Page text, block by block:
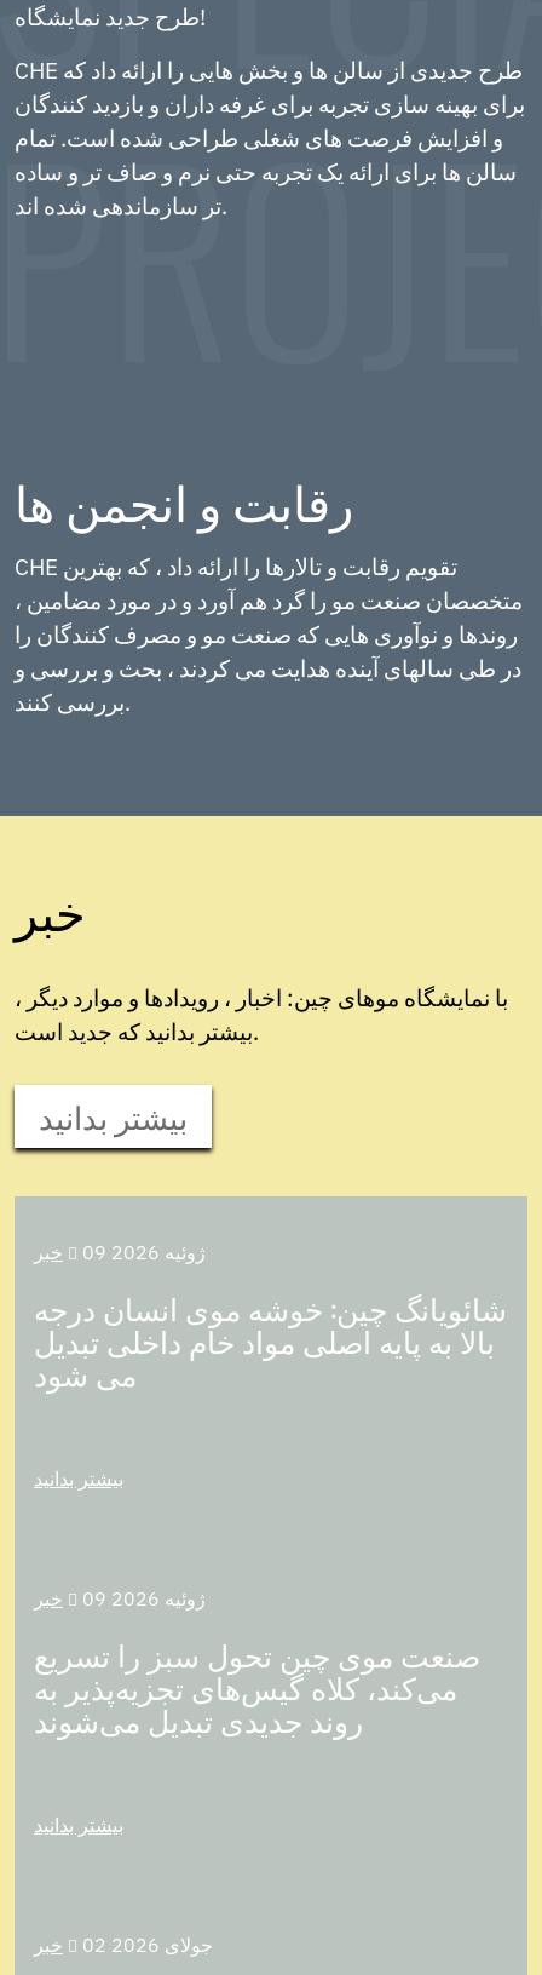
طرح جدید نمایشگاه!
CHE طرح جدیدی از سالن ها و بخش هایی را ارائه داد که
برای بهینه سازی تجربه برای غرفه داران و بازدید کنندگان
و افزایش فرصت های شغلی طراحی شده است. تمام
سالن ها برای ارائه یک تجربه حتی نرم و صاف تر و ساده
تر سازماندهی شده اند.
رقابت و انجمن ها
CHE تقویم رقابت و تالارها را ارائه داد ، که بهترین
متخصصان صنعت مو را گرد هم آورد و در مورد مضامین ،
روندها و نوآوری هایی که صنعت مو و مصرف کنندگان را
در طی سالهای آینده هدایت می کردند ، بحث و بررسی و
بررسی کنند.
خبر
با نمایشگاه موهای چین: اخبار ، رویدادها و موارد دیگر ،
بیشتر بدانید که جدید است.
بیشتر بدانید
خبر  09 ژوئیه 2026
شائویانگ چین: خوشه موی انسان درجه
بالا به پایه اصلی مواد خام داخلی تبدیل
می شود
بیشتر بدانید
خبر  09 ژوئیه 2026
صنعت موی چین تحول سبز را تسریع
می‌کند، کلاه گیس‌های تجزیه‌پذیر به
بیشتر بدانید
خبر  02 جولای 2026